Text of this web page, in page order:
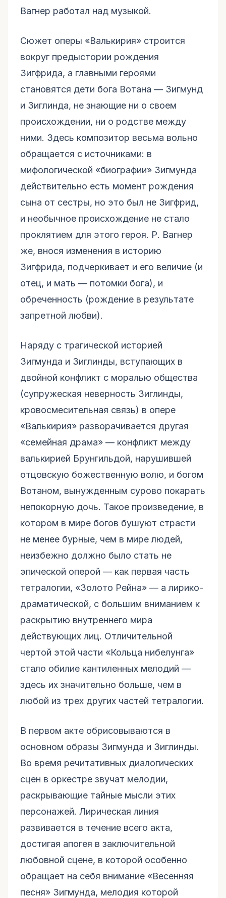
Вагнер работал над музыкой.
Сюжет оперы «Валькирия» строится
вокруг предыстории рождения
Зигфрида, а главными героями
становятся дети бога Вотана — Зигмунд
и Зиглинда, не знающие ни о своем
происхождении, ни о родстве между
ними. Здесь композитор весьма вольно
обращается с источниками: в
мифологической «биографии» Зигмунда
действительно есть момент рождения
сына от сестры, но это был не Зигфрид,
и необычное происхождение не стало
проклятием для этого героя. Р. Вагнер
же, внося изменения в историю
Зигфрида, подчеркивает и его величие (и
отец, и мать — потомки бога), и
обреченность (рождение в результате
запретной любви).
Наряду с трагической историей
Зигмунда и Зиглинды, вступающих в
двойной конфликт с моралью общества
(супружеская неверность Зиглинды,
кровосмесительная связь) в опере
«Валькирия» разворачивается другая
«семейная драма» — конфликт между
валькирией Брунгильдой, нарушившей
отцовскую божественную волю, и богом
Вотаном, вынужденным сурово покарать
непокорную дочь. Такое произведение, в
котором в мире богов бушуют страсти
не менее бурные, чем в мире людей,
неизбежно должно было стать не
эпической оперой — как первая часть
тетралогии, «Золото Рейна» — а лирико-
драматической, с большим вниманием к
раскрытию внутреннего мира
действующих лиц. Отличительной
чертой этой части «Кольца нибелунга»
стало обилие кантиленных мелодий —
здесь их значительно больше, чем в
любой из трех других частей тетралогии.
В первом акте обрисовываются в
основном образы Зигмунда и Зиглинды.
Во время речитативных диалогических
сцен в оркестре звучат мелодии,
раскрывающие тайные мысли этих
персонажей. Лирическая линия
развивается в течение всего акта,
достигая апогея в заключительной
любовной сцене, в которой особенно
обращает на себя внимание «Весенняя
песня» Зигмунда, мелодия которой